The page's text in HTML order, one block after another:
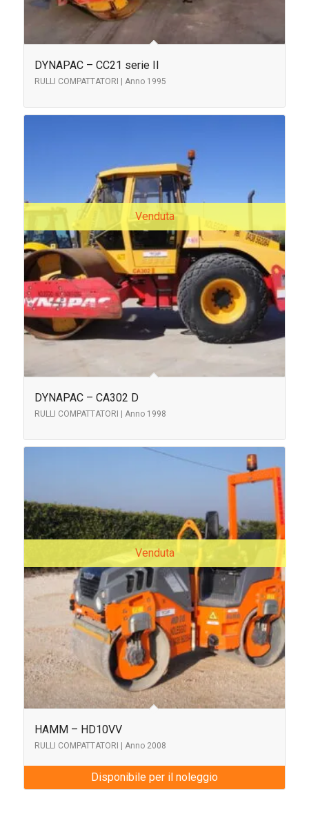
DYNAPAC – CC21 serie II
RULLI COMPATTATORI | Anno 1995
Venduta
DYNAPAC – CA302 D
RULLI COMPATTATORI | Anno 1998
Venduta
HAMM – HD10VV
RULLI COMPATTATORI | Anno 2008
Disponibile per il noleggio